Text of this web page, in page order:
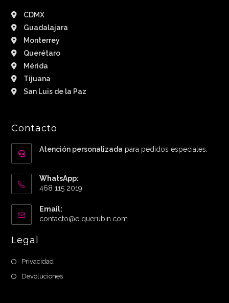
CDMX
Guadalajara
Monterrey
Querétaro
Mérida
Tijuana
San Luis de la Paz
Contacto
Atención personalizada para pedidos especiales.
WhatsApp:
468 115 2019
Email:
contacto@elquerubin.com
Legal
Privacidad
Devoluciones